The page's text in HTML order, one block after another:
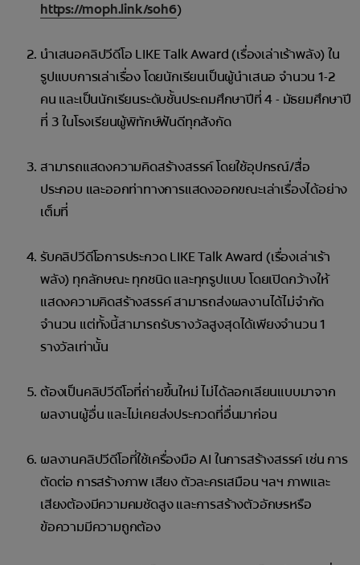
https://moph.link/soh6)
นำเสนอคลิปวีดีโอ LIKE Talk Award (เรื่องเล่าเร้าพลัง) ใน
รูปแบบการเล่าเรื่อง โดยนักเรียนเป็นผู้นำเสนอ จำนวน 1-2
คน และเป็นนักเรียนระดับชั้นประถมศึกษาปีที่ 4 - มัธยมศึกษาปี
ที่ 3 ในโรงเรียนผู้พิทักษ์ฟันดีทุกสังกัด
สามารถแสดงความคิดสร้างสรรค์ โดยใช้อุปกรณ์/สื่อ
ประกอบ และออกท่าทางการแสดงออกขณะเล่าเรื่องได้อย่าง
เต็มที่
รับคลิปวีดีโอการประกวด LIKE Talk Award (เรื่องเล่าเร้า
พลัง) ทุกลักษณะ ทุกชนิด และทุกรูปแบบ โดยเปิดกว้างให้
แสดงความคิดสร้างสรรค์ สามารถส่งผลงานได้ไม่จำกัด
จำนวน แต่ทั้งนี้สามารถรับรางวัลสูงสุดได้เพียงจำนวน 1
รางวัลเท่านั้น
ต้องเป็นคลิปวีดีโอที่ถ่ายขึ้นใหม่ ไม่ได้ลอกเลียนแบบมาจาก
ผลงานผู้อื่น และไม่เคยส่งประกวดที่อื่นมาก่อน
ผลงานคลิปวีดีโอที่ใช้เครื่องมือ AI ในการสร้างสรรค์ เช่น การ
ตัดต่อ การสร้างภาพ เสียง ตัวละครเสมือน ฯลฯ ภาพและ
เสียงต้องมีความคมชัดสูง และการสร้างตัวอักษรหรือ
ข้อความมีความถูกต้อง